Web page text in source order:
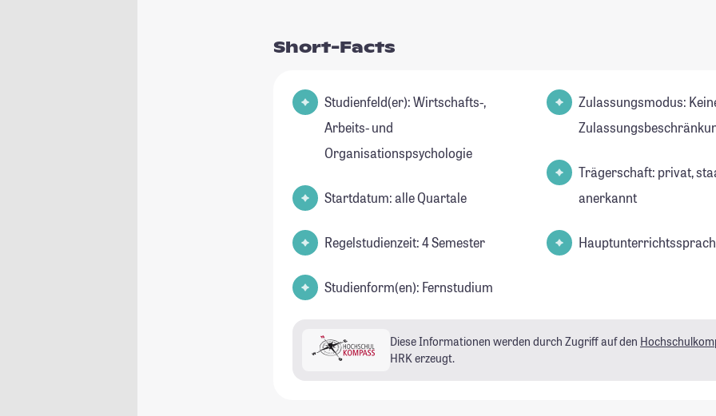
Short-Facts
Studienfeld(er): Wirtschafts-,
Arbeits- und
Organisationspsychologie
Startdatum: alle Quartale
Regelstudienzeit: 4 Semester
Studienform(en): Fernstudium
Zulassungsmodus:
Trägerschaft: privat,
anerkannt
Diese Informationen werden durch Zugriff auf den
HRK erzeugt.